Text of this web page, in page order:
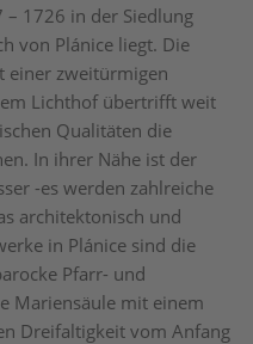
– 1726 in der Siedlung
von Plánice liegt. Die
einer zweitürmigen
Lichthof übertrifft weit
Qualitäten die
In ihrer Nähe ist der
-es werden zahlreiche
architektonisch und
in Plánice sind die
Pfarr- und
Mariensäule mit einem
Dreifaltigkeit vom Anfang